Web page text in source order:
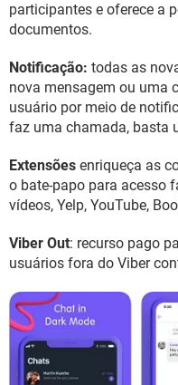
participantes e oferece a
documentos.
Notificação: todas as
nova mensagem ou uma
usuário por meio de
faz uma chamada, basta
Extensões enriqueça as
o bate-papo para acesso
vídeos, Yelp, YouTube,
Viber Out: recurso pago
usuários fora do Viber